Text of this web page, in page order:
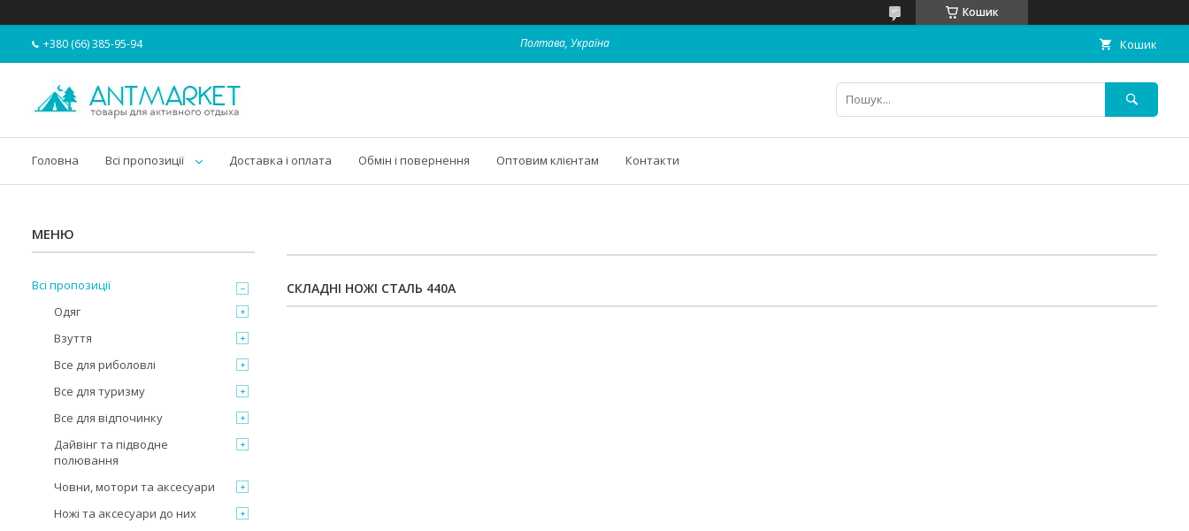
Кошик
+380 (66) 385-95-94 Полтава, Україна Кошик
Головна Всі пропозиції Доставка і оплата Обмін і повернення Оптовим клієнтам Контакти
СКЛАДНІ НОЖІ СТАЛЬ 440A
Всі пропозиції
Одяг
Взуття
Все для риболовлі
Все для туризму
Все для відпочинку
Дайвінг та підводне
полювання
Човни, мотори та аксесуари
Ножі та аксесуари до них